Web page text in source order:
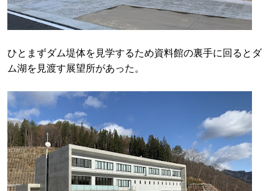
ひとまずダム堤体を見学するため資料館の裏手に回るとダ
ム湖を見渡す展望所があった。